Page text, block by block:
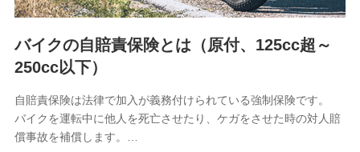
三井住友海上あいおい生命保険株式会社
メットライフ生命株式会社
(https://www.metlife.co.jp/)
メディケア生命保険株式会社
（https://www.medicarelife.com/）
■少額短期保険
バイクの自賠責保険とは（原付、125cc超～
250cc以下）
自賠責保険は法律で加入が義務付けられている強制保険です。
バイクを運転中に他人を死亡させたり、ケガをさせた時の対人賠
償事故を補償します。…